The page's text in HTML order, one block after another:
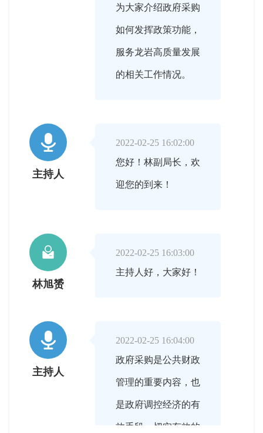
为大家介绍政府采购
如何发挥政策功能，
服务龙岩高质量发展
的相关工作情况。

主持人
2022-02-25 16:02:00
您好！林副局长，欢
迎您的到来！

林旭赟
2022-02-25 16:03:00
主持人好，大家好！

主持人
2022-02-25 16:04:00
政府采购是公共财政
管理的重要内容，也
是政府调控经济的有
效手段，切实有效的